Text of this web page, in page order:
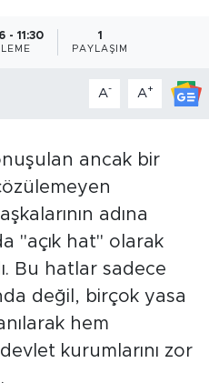
- 11:30 1
PAYLAŞIM
A- A+
ancak bir
adına
"açık hat" olarak
Bu hatlar sadece
değil, birçok yasa
hem
kurumlarını zor